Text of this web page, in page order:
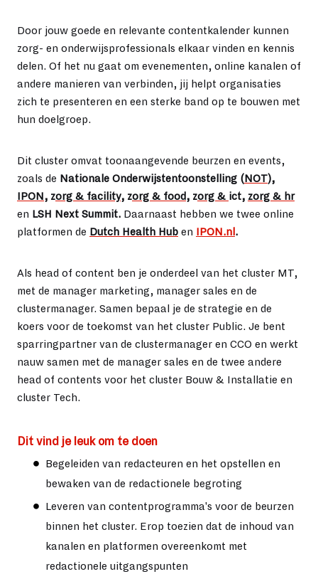
Door jouw goede en relevante contentkalender kunnen
zorg- en onderwijsprofessionals elkaar vinden en kennis
delen. Of het nu gaat om evenementen, online kanalen of
andere manieren van verbinden, jij helpt organisaties
zich te presenteren en een sterke band op te bouwen met
hun doelgroep.
Dit cluster omvat toonaangevende beurzen en events,
zoals de Nationale Onderwijstentoonstelling (NOT),
IPON, zorg & facility, zorg & food, zorg & ict, zorg & hr
en LSH Next Summit. Daarnaast hebben we twee online
platformen de Dutch Health Hub en IPON.nl .
Als head of content ben je onderdeel van het cluster MT,
met de manager marketing, manager sales en de
clustermanager. Samen bepaal je de strategie en de
koers voor de toekomst van het cluster Public. Je bent
sparringpartner van de clustermanager en CCO en werkt
nauw samen met de manager sales en de twee andere
head of contents voor het cluster Bouw & Installatie en
cluster Tech.
Dit vind je leuk om te doen
Begeleiden van redacteuren en het opstellen en
bewaken van de redactionele begroting
Leveren van contentprogramma's voor de beurzen
binnen het cluster. Erop toezien dat de inhoud van
kanalen en platformen overeenkomt met
redactionele uitgangspunten